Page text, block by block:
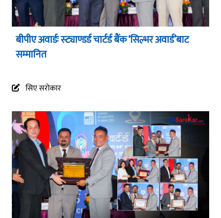
बीपीए अवार्डः स्ट्याण्डर्ड चार्टर्ड बैंक ‘सिल्भर अवार्ड’बाट
सम्मानित
सिए सरोकार